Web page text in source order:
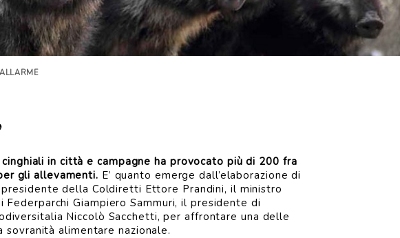
in città e campagne ha provocato più di 200 fra
gli allevamenti. E’ quanto emerge dall’elaborazione di
della Coldiretti Ettore Prandini, il ministro
Giampiero Sammuri, il presidente di
Niccolò Sacchetti, per affrontare una delle
alimentare nazionale.